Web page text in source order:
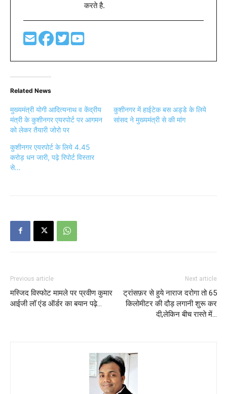
करते है.
Related News
मुख्यमंत्री योगी आदित्यनाथ व केंद्रीय
मंत्री के कुशीनगर एयरपोर्ट पर आगमन
को लेकर तैयारी जोरो पर
कुशीनगर में हाईटेक बस अड्डे के लिये
सांसद ने मुख्यमंत्री से की मांग
कुशीनगर एयरपोर्ट के लिये 4.45
करोड़ धन जारी, पढ़े रिपोर्ट विस्तार
से…
Previous article
मस्जिद विस्फोट मामले पर प्रवीण कुमार
आईजी लॉ एंड ऑर्डर का बयान पढ़े…
Next article
ट्रांसफ़र से हुये नाराज दरोगा तो 65
किलोमीटर की दौड़ लगानी शुरू कर
दी,लेकिन बीच रास्ते में…